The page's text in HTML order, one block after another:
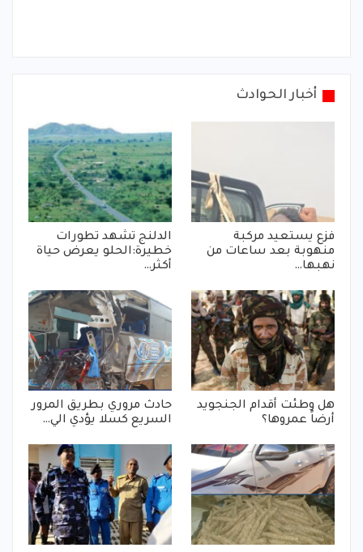
أخبار الحوادث
فزع يستعيد مركبة
منهوبة بعد ساعات من
نهبها…
الدلنج تشهد تطورات
خطيرة:الحلو يعرض حياة
أكثر…
هل وطئت أقدام الجنجويد
أرضاً عمروها؟
حادث مروري بطريق المرور
السريع كسلا يؤدي الي…